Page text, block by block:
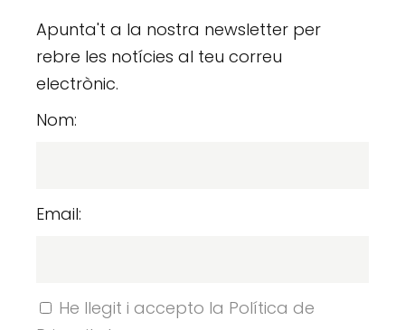
Apunta't a la nostra newsletter per
rebre les notícies al teu correu
electrònic.
Nom:
Email:
He llegit i accepto la Política de